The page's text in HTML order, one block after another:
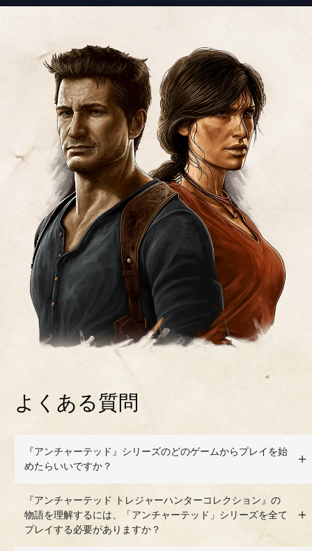
よくある質問
『アンチャーテッド』シリーズのどのゲームからプレイを始
めたらいいですか？
『アンチャーテッド トレジャーハンターコレクション』の
物語を理解するには、「アンチャーテッド」シリーズを全て
プレイする必要がありますか？